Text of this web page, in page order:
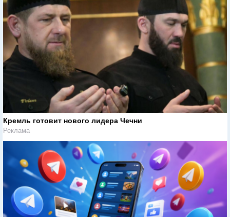
Кремль готовит нового лидера Чечни
Реклама